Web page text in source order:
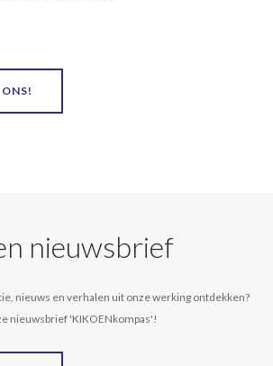
nieuwsbrief
nieuws en verhalen uit onze werking ontdekken?
nieuwsbrief 'KIKOENkompas'!